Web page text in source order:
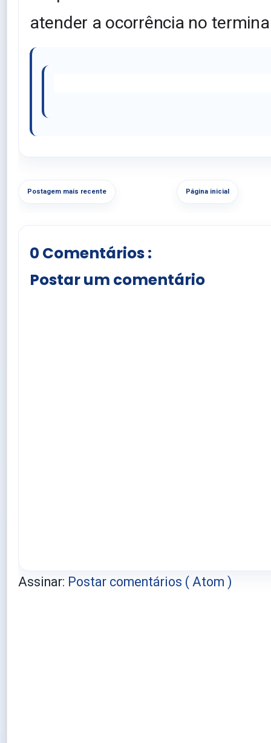
atender a ocorrência no
Postagem mais recente Página inicial
0 Comentários :
Postar um comentário
Assinar: Postar comentários ( Atom )